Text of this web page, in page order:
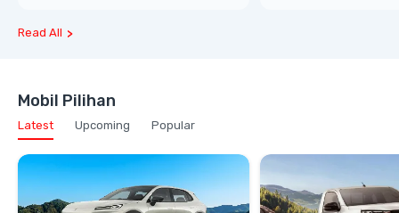
Read All
Mobil Pilihan
Latest Upcoming Popular